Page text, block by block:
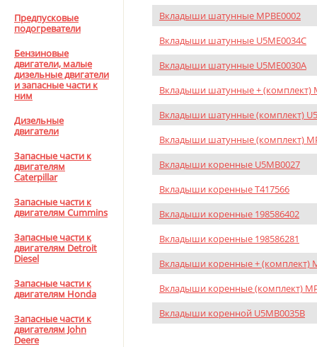
Предпусковые
подогреватели
Бензиновые
двигатели, малые
дизельные двигатели
и запасные части к
ним
Дизельные
двигатели
Запасные части к
двигателям
Caterpillar
Запасные части к
двигателям Cummins
Запасные части к
двигателям Detroit
Diesel
Запасные части к
двигателям Honda
Запасные части к
двигателям John
Deere
Вкладыши шатунные MPBE0002
Вкладыши шатунные U5ME0034C
Вкладыши шатунные U5ME0030A
Вкладыши шатунные + (комплект)
Вкладыши шатунные (комплект)
Вкладыши шатунные (комплект)
Вкладыши коренные U5MB0027
Вкладыши коренные T417566
Вкладыши коренные 198586402
Вкладыши коренные 198586281
Вкладыши коренные + (комплект)
Вкладыши коренные (комплект)
Вкладыши коренной U5MB0035B